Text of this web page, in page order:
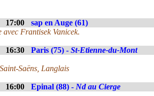
17:00
sap en Auge (61)
avec Frantisek Vanicek.
16:30 Paris (75) - St-Etienne-du-Mont
Saëns, Langlais
16:00 Epinal (88) - Nd au Cierge